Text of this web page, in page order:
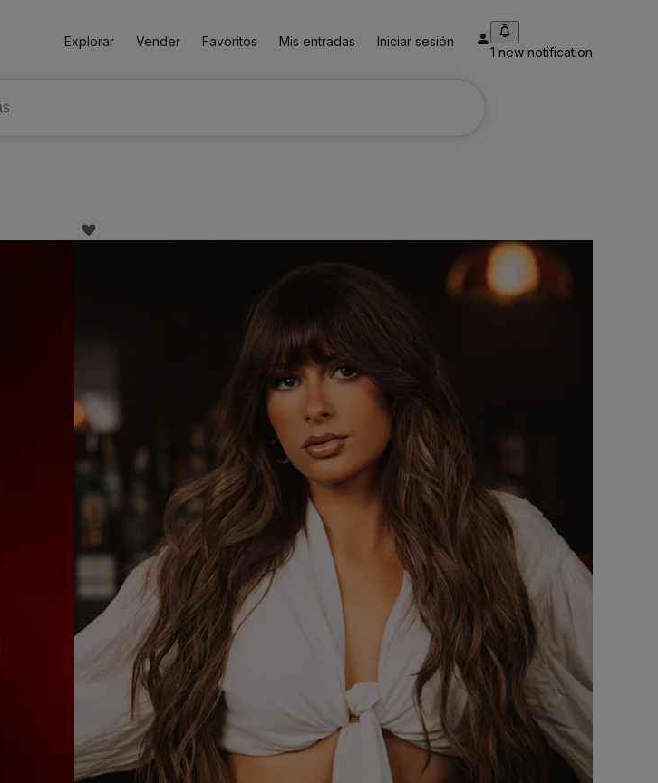
Explorar Vender Favoritos Mis entradas Iniciar sesión
1 new notification